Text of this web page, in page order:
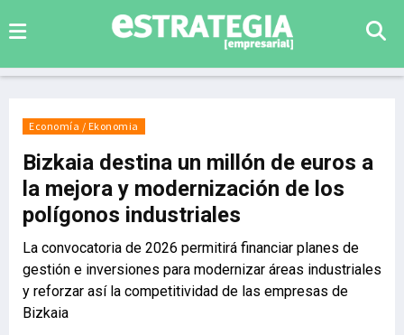
Economía / Ekonomia
Bizkaia destina un millón de euros a
la mejora y modernización de los
polígonos industriales
La convocatoria de 2026 permitirá financiar planes de
gestión e inversiones para modernizar áreas industriales
y reforzar así la competitividad de las empresas de
Bizkaia